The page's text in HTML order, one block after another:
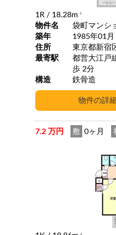
1R / 18.28m 2
物件名
袋町マンシ
築年
1985年01月
住所
東京都新宿
最寄駅
都営大江戸線
歩 2分
構造
鉄骨造
7.2 万円 敷 0ヶ月
2